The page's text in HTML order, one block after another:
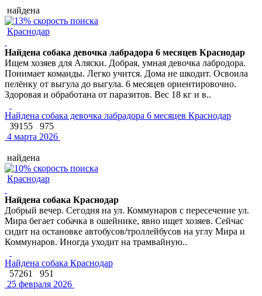
найдена
Краснодар
Найдена собака девочка лабрадора 6 месяцев Краснодар
Ищем хозяев для Аляски. Добрая, умная девочка лабродора.
Понимает команды. Легко учится. Дома не шкодит. Освоила
пелёнку от выгула до выгула. 6 месяцев ориентировочно.
Здоровая и обработана от паразитов. Вес 18 кг и в..
Найдена собака девочка лабрадора 6 месяцев Краснодар
39155
975
4 марта 2026
найдена
Краснодар
Найдена собака Краснодар
Добрый вечер. Сегодня на ул. Коммунаров с пересечение ул.
Мира бегает собачка в ошейнике, явно ищет хозяев. Сейчас
сидит на остановке автобусов/троллейбусов на углу Мира и
Коммунаров. Иногда уходит на трамвайную..
Найдена собака Краснодар
57261
951
25 февраля 2026